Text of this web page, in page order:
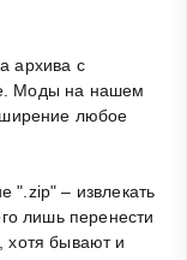
архива с
Моды на нашем
любое
".zip" – извлекать
лишь перенести
хотя бывают и